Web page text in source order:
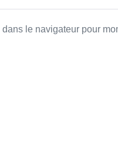
le navigateur pour